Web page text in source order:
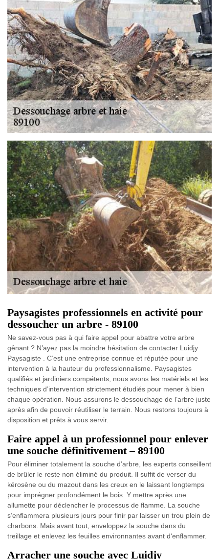
Paysagistes professionnels en activité pour
dessoucher un arbre - 89100
Ne savez-vous pas à qui faire appel pour abattre votre arbre
gênant ? N’ayez pas la moindre hésitation de contacter Luidjy
Paysagiste . C’est une entreprise connue et réputée pour une
intervention à la hauteur du professionnalisme. Paysagistes
qualifiés et jardiniers compétents, nous avons les matériels et les
techniques d’intervention strictement étudiés pour mener à bien
chaque opération. Nous assurons le dessouchage de l’arbre juste
après afin de pouvoir réutiliser le terrain. Nous restons toujours à
disposition et prêts à vous servir.
Faire appel à un professionnel pour enlever
une souche définitivement – 89100
Pour éliminer totalement la souche d’arbre, les experts conseillent
de brûler le reste non éliminé du produit. Il suffit de verser du
kérosène ou du mazout dans les creux en le laissant longtemps
pour imprégner profondément le bois. Y mettre après une
allumette pour déclencher le processus de flamme. La souche
s’enflammera plusieurs jours pour finir par laisser un trou plein de
charbons. Mais avant tout, enveloppez la souche dans du
treillage et enlevez les feuilles environnantes avant d'enflammer.
Arracher une souche avec Luidjy